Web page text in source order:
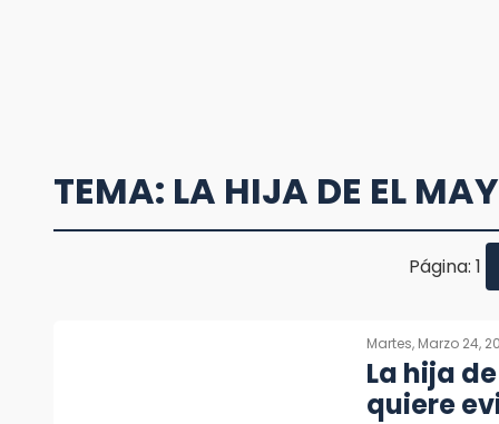
TEMA: LA HIJA DE EL
Página: 1
Martes, Marzo 24,
La hija
quiere